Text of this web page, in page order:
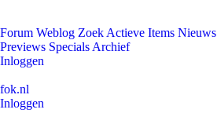
Forum Weblog Zoek Actieve Items Nieuws
Previews Specials Archief
Inloggen
fok.nl
Inloggen